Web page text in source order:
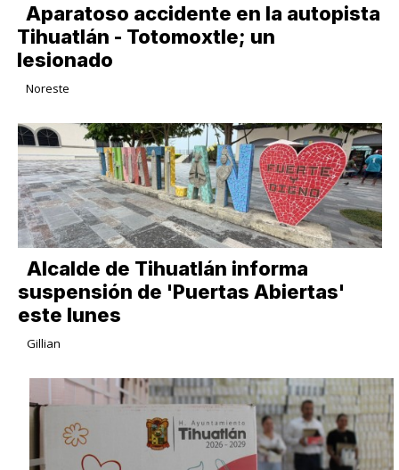
Aparatoso accidente en la autopista
Tihuatlán - Totomoxtle; un
lesionado
Noreste
Alcalde de Tihuatlán informa
suspensión de 'Puertas Abiertas'
este lunes
Gillian